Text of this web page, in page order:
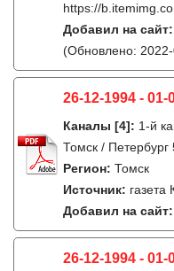
https://
Добавил на сайт:
(Обновлено:
26-12-1994 - 01-
Каналы [4]: 1-й
Томск /
Регион: Томск
Источник:
Добавил на сайт:
26-12-1994 - 01-